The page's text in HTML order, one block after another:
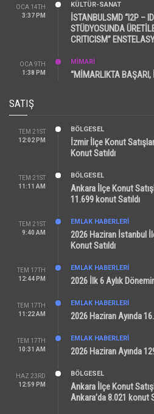
OCA 14TH
3:37 PM
KÜLTÜR-SANAT
İSTANBULSMD “I2P –
STÜDYOSUNDA
CRITICISM”
OCA 9TH
1:38 PM
MİMARİ
“MİMARLIKTA BAŞARI,
SATIŞ
TEM 21ST
12:02 PM
BÖLGESEL
İzmir İlçe Konut
Konut Satıldı
TEM 21ST
11:11 AM
BÖLGESEL
Ankara İlçe Konut
11.699 konut Satıldı
TEM 21ST
9:40 AM
EMLAK HABERLERI
2026 Haziran İstanbul
Konut Satıldı
TEM 17TH
12:44 PM
EMLAK HABERLERI
2026 İlk 6 Aylık
TEM 17TH
11:22 AM
EMLAK HABERLERI
2026 Haziran Ayında
TEM 17TH
10:31 AM
EMLAK HABERLERI
2026 Haziran Ayında
HAZ 23RD
12:59 PM
BÖLGESEL
Ankara İlçe Konut
Ankara’da 8.021 konut